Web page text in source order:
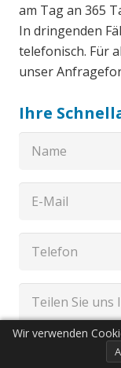
am Tag an 365 Tagen
In dringenden
telefonisch. Für
unser
Ihre
Wir verwenden